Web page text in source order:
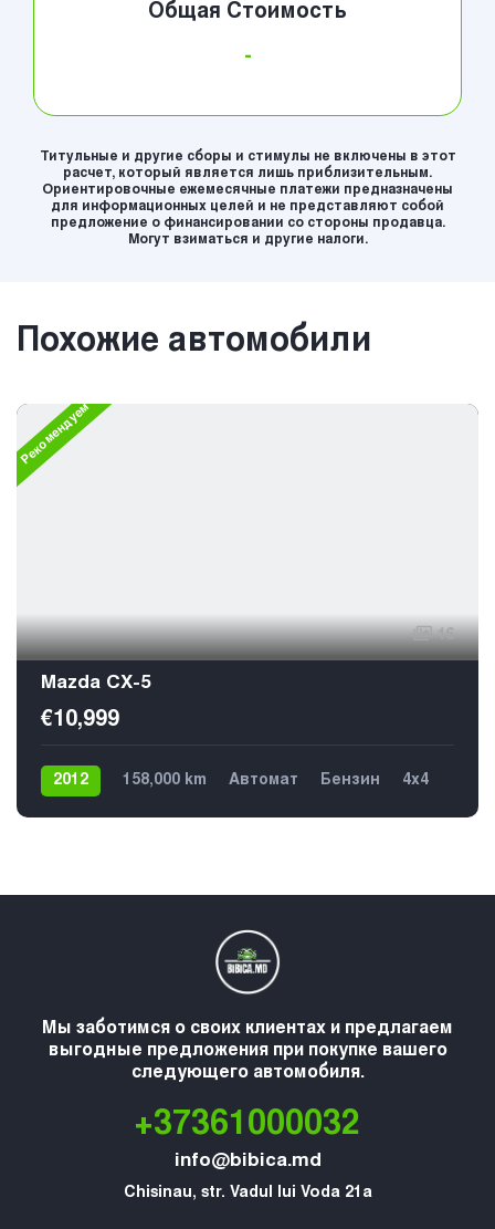
Общая Стоимость
-
Титульные и другие сборы и стимулы не включены в этот
расчет, который является лишь приблизительным.
Ориентировочные ежемесячные платежи предназначены
для информационных целей и не представляют собой
предложение о финансировании со стороны продавца.
Могут взиматься и другие налоги.
Похожие автомобили
Рекомендуем
16
Mazda CX-5
€10,999
2012 158,000 km Автомат Бензин
4х4
Мы заботимся о своих клиентах и предлагаем
выгодные предложения при покупке вашего
следующего автомобиля.
+37361000032
info@bibica.md
Chisinau, str. Vadul lui Voda 21a